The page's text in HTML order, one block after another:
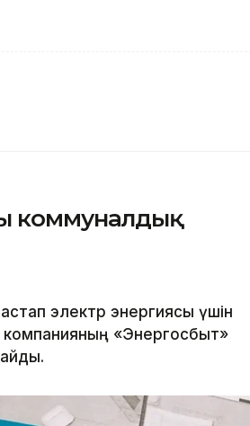
коммуналдық
электр энергиясы үшін
«Энергосбыт»